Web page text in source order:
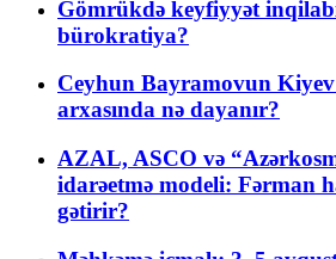
Gömrükdə keyfiyyət
bürokratiya?
Ceyhun Bayramovun
arxasında nə dayanır?
AZAL, ASCO və
idarəetmə modeli: Fərman
gətirir?